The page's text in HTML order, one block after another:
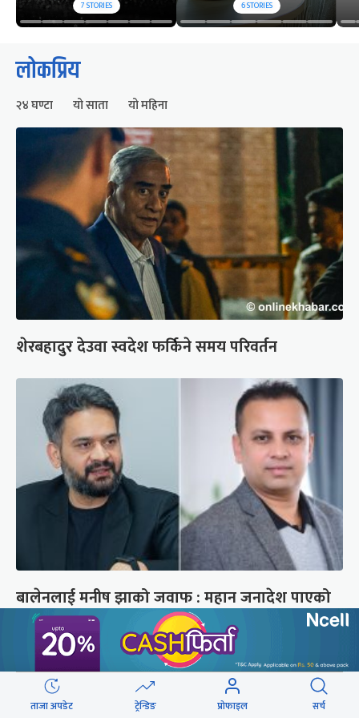
7STORIES 6STORIES
लोकप्रिय
२४ घण्टा यो साता यो महिना
शेरबहादुर देउवा स्वदेश फर्किने समय परिवर्तन
बालेनलाई मनीष झाको जवाफ : महान जनादेश पाएको
सरकार एक्लो छैन
ताजा अपडेट ट्रेन्डिङ प्रोफाइल सर्च